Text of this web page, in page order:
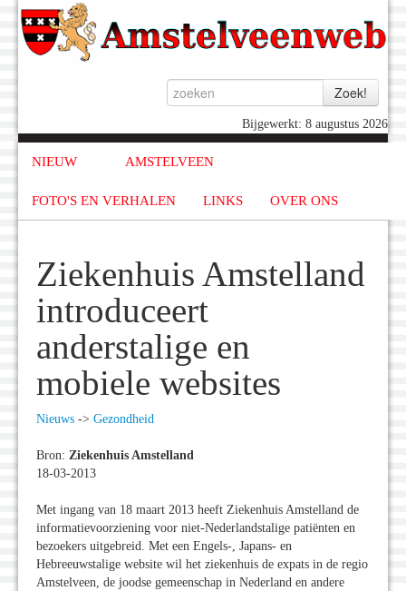
Bijgewerkt: 8 augustus 2026
NIEUW AMSTELVEEN
FOTO'S EN VERHALEN LINKS OVER ONS
Ziekenhuis Amstelland
introduceert
anderstalige en
mobiele websites
Nieuws -> Gezondheid
Bron: Ziekenhuis Amstelland
18-03-2013
Met ingang van 18 maart 2013 heeft Ziekenhuis Amstelland de
informatievoorziening voor niet-Nederlandstalige patiënten en
bezoekers uitgebreid. Met een Engels-, Japans- en
Hebreeuwstalige website wil het ziekenhuis de expats in de regio
Amstelveen, de joodse gemeenschap in Nederland en andere